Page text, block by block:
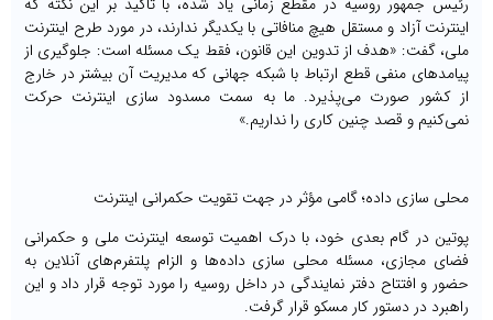
اینترنت آزاد و مستقل هیچ منافاتی با یکدیگر ندارند، در مورد طرح اینترنت
ملی، گفت: «هدف از تدوین این قانون، فقط یک مسئله است: جلوگیری از
پیامدهای منفی قطع ارتباط با شبکه جهانی که مدیریت آن بیشتر در خارج
از کشور صورت می‌پذیرد. ما به سمت مسدود سازی اینترنت حرکت
نمی‌کنیم و قصد چنین کاری را نداریم.»
محلی سازی داده؛ گامی مؤثر در جهت تقویت حکمرانی اینترنت
پوتین در گام بعدی خود، با درک اهمیت توسعه اینترنت ملی و حکمرانی
فضای مجازی، مسئله محلی سازی داده‌ها و الزام پلتفرم‌های آنلاین به
حضور و افتتاح دفتر نمایندگی در داخل روسیه را مورد توجه قرار داد و این
راهبرد در دستور کار مسکو قرار گرفت.